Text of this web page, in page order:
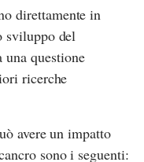
direttamente in
sviluppo del
una questione
ricerche
avere un impatto
sono i seguenti: